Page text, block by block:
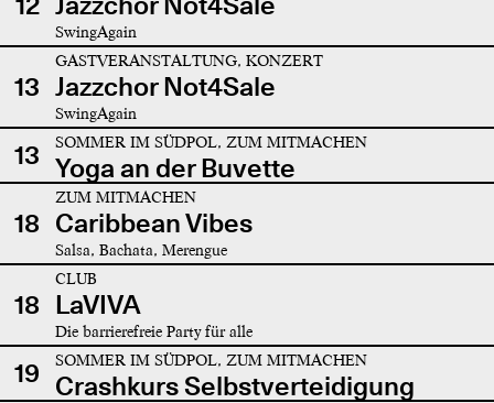
SwingAgain
13
GASTVERANSTALTUNG, KONZERT
Jazzchor Not4Sale
SwingAgain
13 SOMMER IM SÜDPOL, ZUM MITMACHEN
Yoga an der Buvette
18
ZUM MITMACHEN
Caribbean Vibes
Salsa, Bachata, Merengue
18
CLUB
LaVIVA
Die barrierefreie Party für alle
19 SOMMER IM SÜDPOL, ZUM MITMACHEN
Crashkurs Selbstverteidigung